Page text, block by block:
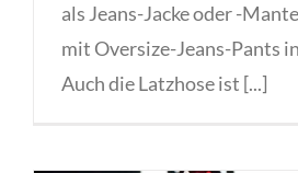
als Jeans-Jacke oder -
mit Oversize-Jeans-Pants
Auch die Latzhose ist [...]